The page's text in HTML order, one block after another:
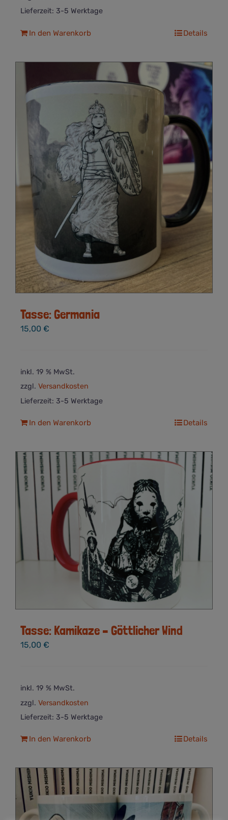
Lieferzeit: 3-5 Werktage
In den Warenkorb Details
Tasse: Germania
15,00 €
inkl. 19 % MwSt.
zzgl. Versandkosten
Lieferzeit: 3-5 Werktage
In den Warenkorb Details
Tasse: Kamikaze – Göttlicher Wind
15,00 €
inkl. 19 % MwSt.
zzgl. Versandkosten
Lieferzeit: 3-5 Werktage
In den Warenkorb Details